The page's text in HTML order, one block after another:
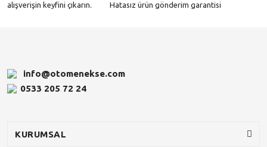
alışverişin keyfini çıkarın.
Hatasız ürün gönderim garantisi
info@otomenekse.com
0533 205 72 24
KURUMSAL